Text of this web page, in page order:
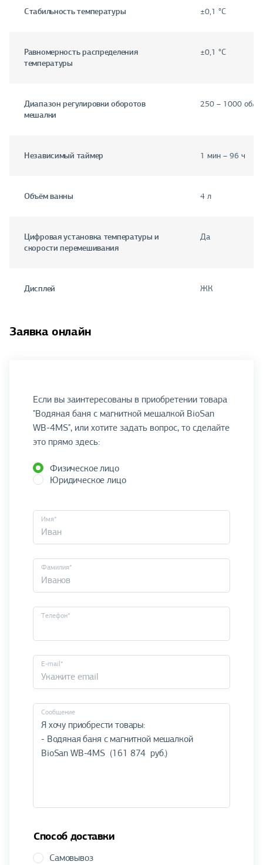
Стабильность температуры ±0,1 °C
Равномерность распределения
температуры
±0,1 °C
Диапазон регулировки оборотов
мешалки
250 – 1000 об/
Независимый таймер 1 мин – 96 ч
Объём ванны 4 л
Цифровая установка температуры и
скорости перемешивания
Да
Дисплей ЖК
Заявка онлайн
Если вы заинтересованы в приобретении товара
"Водяная баня с магнитной мешалкой BioSan
WB-4MS", или хотите задать вопрос, то сделайте
это прямо здесь:
Физическое лицо
Юридическое лицо
Имя*
Фамилия*
Телефон*
E-mail*
Cообщение
Способ доставки
Самовывоз